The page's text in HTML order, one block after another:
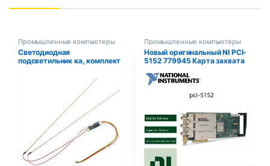
Промышленные компьютеры
Светодиодная
подсветильник ка, комплект
регулируемая светодиодная
подсветка для 15-24
дюймового ЖК-монитора,
универсальная
подсветильник ка
Промышленные компьютеры
Новый оригинальный NI PCI-
5152 779945 Карта захвата